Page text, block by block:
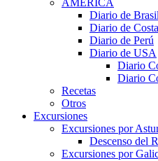
Diario de Brasil
Diario de
Diario de Perú
Diario de USA
Diario
Diario
Recetas
Otros
Excursiones
Excursiones por
Descenso del
Excursiones por